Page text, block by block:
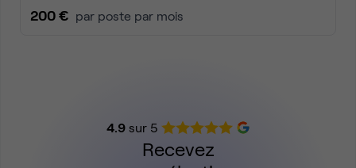
200 € par poste par mois
4.9sur 5
Recevez